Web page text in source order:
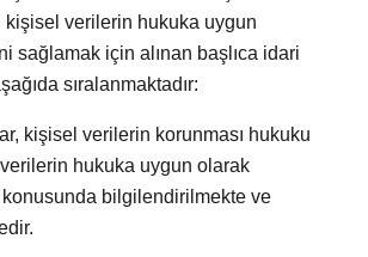
kişisel verilerin hukuka uygun
sağlamak için alınan başlıca idari
sıralanmaktadır:
kişisel verilerin korunması hukuku
hukuka uygun olarak
bilgilendirilmekte ve